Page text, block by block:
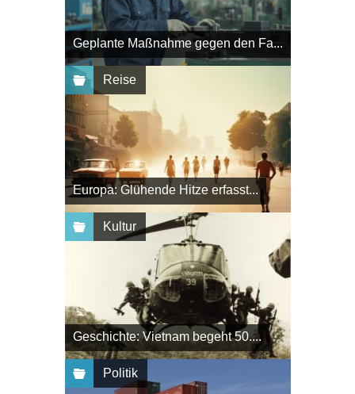
Geplante Maßnahme gegen den Fa...
Reise
Europa: Glühende Hitze erfasst...
Kultur
Geschichte: Vietnam begeht 50....
Politik